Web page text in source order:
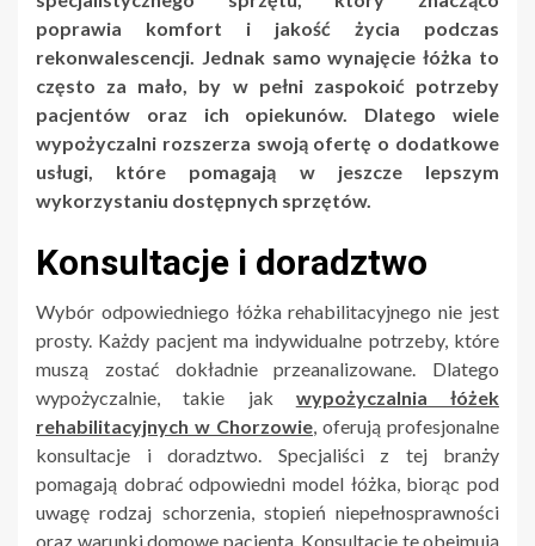
poprawia komfort i jakość życia podczas
rekonwalescencji. Jednak samo wynajęcie łóżka to
często za mało, by w pełni zaspokoić potrzeby
pacjentów oraz ich opiekunów. Dlatego wiele
wypożyczalni rozszerza swoją ofertę o dodatkowe
usługi, które pomagają w jeszcze lepszym
wykorzystaniu dostępnych sprzętów.
Konsultacje i doradztwo
Wybór odpowiedniego łóżka rehabilitacyjnego nie jest
prosty. Każdy pacjent ma indywidualne potrzeby, które
muszą zostać dokładnie przeanalizowane. Dlatego
wypożyczalnie, takie jak wypożyczalnia łóżek
rehabilitacyjnych w Chorzowie, oferują profesjonalne
konsultacje i doradztwo. Specjaliści z tej branży
pomagają dobrać odpowiedni model łóżka, biorąc pod
uwagę rodzaj schorzenia, stopień niepełnosprawności
oraz warunki domowe pacjenta. Konsultacje te obejmują